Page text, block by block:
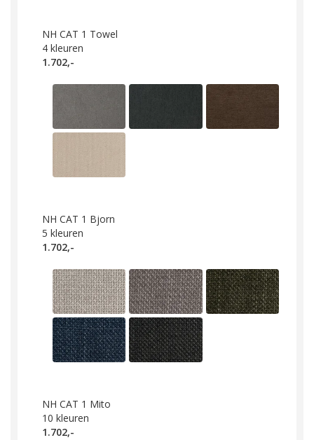
NH CAT 1 Towel
4 kleuren
1.702,-
NH CAT 1 Bjorn
5 kleuren
1.702,-
NH CAT 1 Mito
10 kleuren
1.702,-